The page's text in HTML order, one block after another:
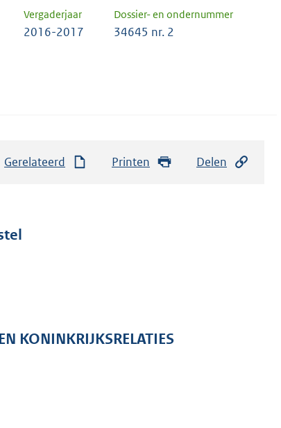
Vergaderjaar Dossier- en ondernummer
2016-2017 34645 nr. 2
Gerelateerd Printen Delen
KONINKRIJKSRELATIES